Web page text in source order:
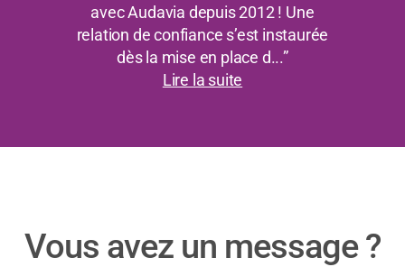
avec Audavia depuis 2012 ! Une
relation de confiance s’est instaurée
dès la mise en place d...”
Lire la suite
Vous avez un message ?